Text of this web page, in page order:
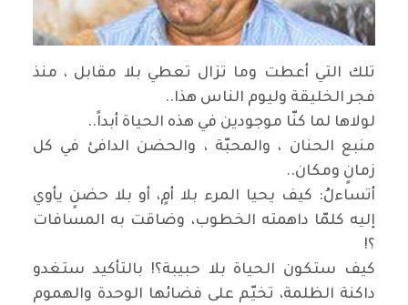
تلك التي أعطت وما تزال تعطي بلا مقابل ، منذ
فجر الخليقة وليوم الناس هذا..
لولاها لما كنّا موجودين في هذه الحياة أبداً..
منبع الحنان ، والمحبّة ، والحضن الدافئ في كل
زمانٍ ومكان..
أتساءلُ: كيف يحيا المرء بلا أمٍ، أو بلا حضنٍ يأوي
إليه كلمّا داهمته الخطوب، وضاقت به المسافات
؟!
كيف ستكون الحياة بلا حبيبة؟! بالتأكيد ستغدو
داكنة الظلمة، تخيّم على فضائها الوحدة والهموم